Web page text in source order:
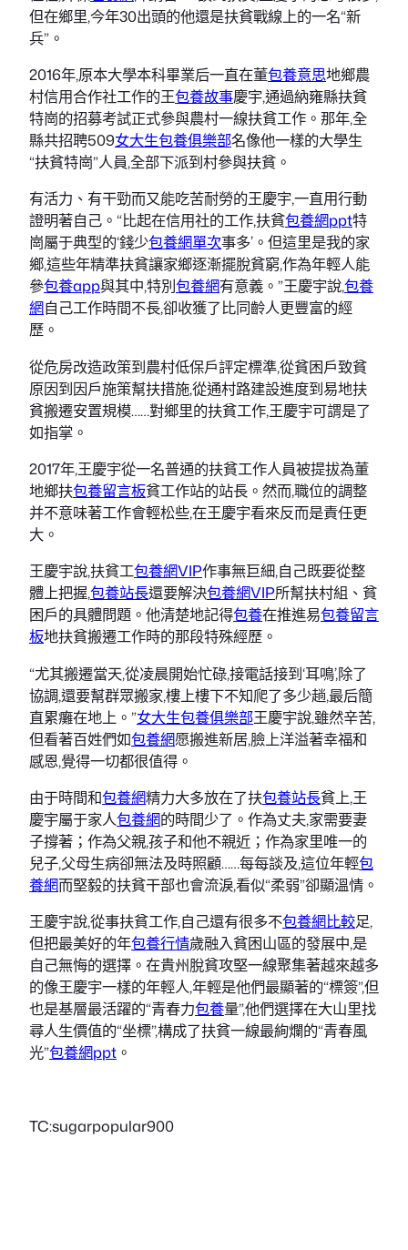
但在鄉里,今年30出頭的他還是扶貧戰線上的一名“新
兵”。
2016年,原本大學本科畢業后一直在董包養意思地鄉農
村信用合作社工作的王包養故事慶宇,通過納雍縣扶貧
特崗的招募考試正式參與農村一線扶貧工作。那年,全
縣共招聘509女大生包養俱樂部名像他一樣的大學生
“扶貧特崗”人員,全部下派到村參與扶貧。
有活力、有干勁而又能吃苦耐勞的王慶宇,一直用行動
證明著自己。“比起在信用社的工作,扶貧包養網ppt特
崗屬于典型的‘錢少包養網單次事多’。但這里是我的家
鄉,這些年精準扶貧讓家鄉逐漸擺脫貧窮,作為年輕人能
參包養app與其中,特別包養網有意義。”王慶宇說,包養
網自己工作時間不長,卻收獲了比同齡人更豐富的經
歷。
從危房改造政策到農村低保戶評定標準,從貧困戶致貧
原因到因戶施策幫扶措施,從通村路建設進度到易地扶
貧搬遷安置規模……對鄉里的扶貧工作,王慶宇可謂是了
如指掌。
2017年,王慶宇從一名普通的扶貧工作人員被提拔為董
地鄉扶包養留言板貧工作站的站長。然而,職位的調整
并不意味著工作會輕松些,在王慶宇看來反而是責任更
大。
王慶宇說,扶貧工包養網VIP作事無巨細,自己既要從整
體上把握,包養站長還要解決包養網VIP所幫扶村組、貧
困戶的具體問題。他清楚地記得包養在推進易包養留言
板地扶貧搬遷工作時的那段特殊經歷。
“尤其搬遷當天,從凌晨開始忙碌,接電話接到‘耳鳴’,除了
協調,還要幫群眾搬家,樓上樓下不知爬了多少趟,最后簡
直累癱在地上。”女大生包養俱樂部王慶宇說,雖然辛苦,
但看著百姓們如包養網愿搬進新居,臉上洋溢著幸福和
感恩,覺得一切都很值得。
由于時間和包養網精力大多放在了扶包養站長貧上,王
慶宇屬于家人包養網的時間少了。作為丈夫,家需要妻
子撐著；作為父親,孩子和他不親近；作為家里唯一的
兒子,父母生病卻無法及時照顧……每每談及,這位年輕包
養網而堅毅的扶貧干部也會流淚,看似“柔弱”卻顯溫情。
王慶宇說,從事扶貧工作,自己還有很多不包養網比較足,
但把最美好的年包養行情歲融入貧困山區的發展中,是
自己無悔的選擇。在貴州脫貧攻堅一線聚集著越來越多
的像王慶宇一樣的年輕人,年輕是他們最顯著的“標簽”,但
也是基層最活躍的“青春力包養量”,他們選擇在大山里找
尋人生價值的“坐標”,構成了扶貧一線最絢爛的“青春風
光”包養網ppt 。
TC:sugarpopular900